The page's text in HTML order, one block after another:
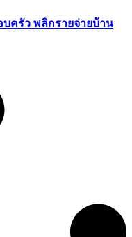
ครัว พลิกรายจ่ายบ้าน